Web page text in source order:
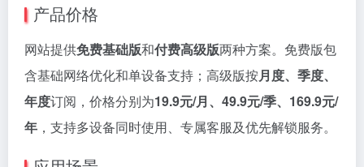
产品价格
网站提供免费基础版和付费高级版两种方案。免费版包
含基础网络优化和单设备支持；高级版按月度、季度、
年度订阅，价格分别为19.9元/月、49.9元/季、169.9元/
年 ，支持多设备同时使用、专属客服及优先解锁服务。